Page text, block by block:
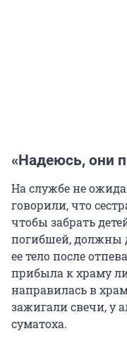
«Надеюсь, они
На службе не
говорили, что
чтобы забрать
погибшей, должны
ее тело после
прибыла к храму
направилась в
зажигали свечи, у
суматоха.